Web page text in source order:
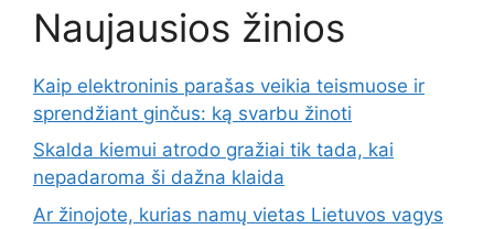
Naujausios žinios
Kaip elektroninis parašas veikia teismuose ir
sprendžiant ginčus: ką svarbu žinoti
Skalda kiemui atrodo gražiai tik tada, kai
nepadaroma ši dažna klaida
Ar žinojote, kurias namų vietas Lietuvos vagys